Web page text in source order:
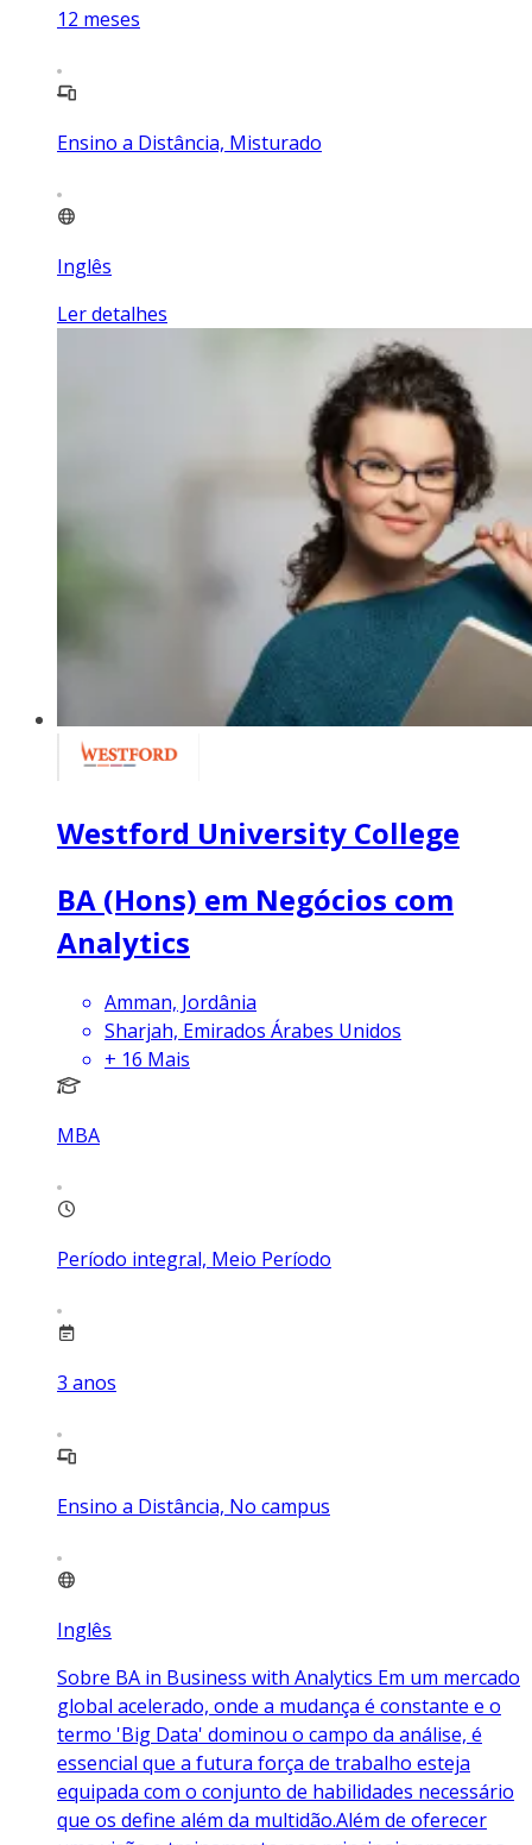
12 meses
Ensino a Distância, Misturado
Inglês
Ler detalhes
Westford University College
BA (Hons) em Negócios com
Analytics
Amman, Jordânia
Sharjah, Emirados Árabes Unidos
+ 16 Mais
MBA
Período integral, Meio Período
3 anos
Ensino a Distância, No campus
Inglês
Sobre BA in Business with Analytics Em um mercado
global acelerado, onde a mudança é constante e o
termo 'Big Data' dominou o campo da análise, é
essencial que a futura força de trabalho esteja
equipada com o conjunto de habilidades necessário
que os define além da multidão.Além de oferecer